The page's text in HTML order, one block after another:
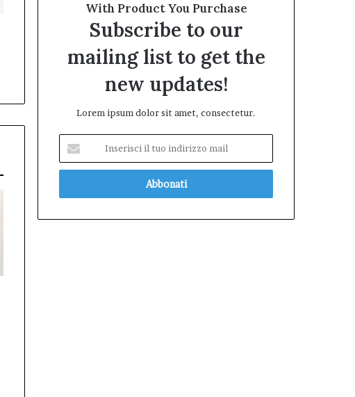
With Product You Purchase
Subscribe to our
mailing list to get the
new updates!
Lorem ipsum dolor sit amet, consectetur.
tuo
mail